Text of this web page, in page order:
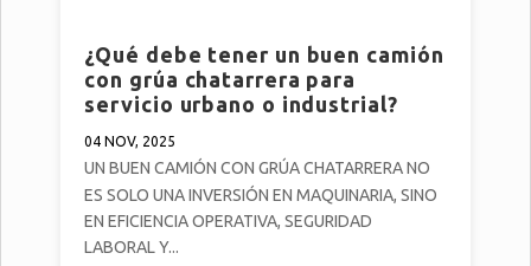
¿Qué debe tener un buen camión
con grúa chatarrera para
servicio urbano o industrial?
04 NOV, 2025
UN BUEN CAMIÓN CON GRÚA CHATARRERA NO
ES SOLO UNA INVERSIÓN EN MAQUINARIA, SINO
EN EFICIENCIA OPERATIVA, SEGURIDAD
LABORAL Y...